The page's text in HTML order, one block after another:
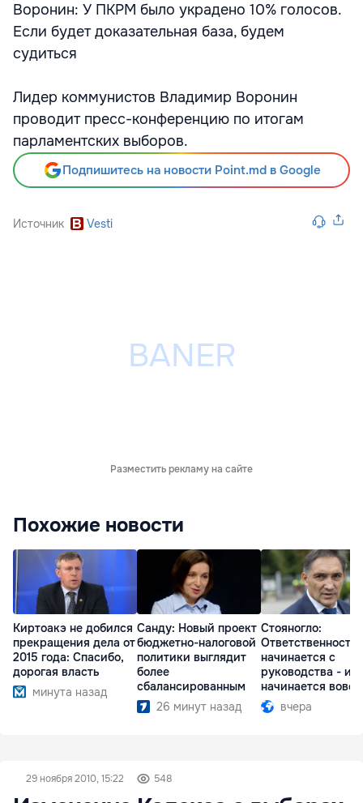
Воронин: У ПКРМ было украдено 10% голосов.
Если будет доказательная база, будем
судиться
Лидер коммунистов Владимир Воронин
проводит пресс-конференцию по итогам
парламентских выборов.
Подпишитесь на новости Point.md в Google
Источник Vesti
Разместить рекламу на сайте
Похожие новости
Киртоакэ не добился
прекращения дела от
2015 года: Спасибо,
дорогая власть
минута назад
Санду: Новый проект
бюджетно-налоговой
политики выглядит
более
сбалансированным
26 минут назад
Стояногло:
Ответственность
начинается с
руководства -
начинается вовсе
вчера
29 ноября 2010, 15:22 548